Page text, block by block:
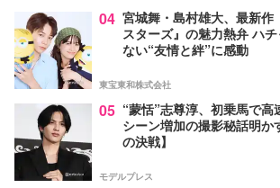
04 宮城舞・島村雄大、最新作
スターズ』の魅力熱弁 ハ
ない“友情と絆”に感動
東宝東和株式会社
05 “蒙恬”志尊淳、初乗馬で高
シーン増加の撮影秘話明か
の決戦】
モデルプレス